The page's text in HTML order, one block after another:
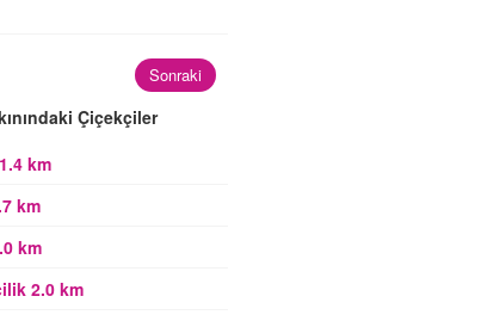
Sonraki
Çiçekçiler
km
km
km
2.0 km